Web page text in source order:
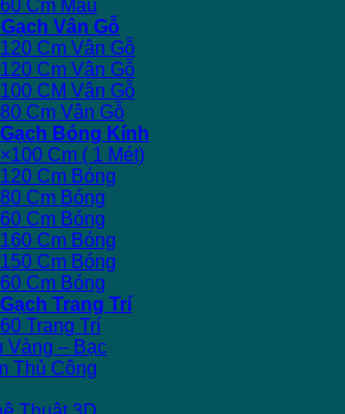
Cm Màu
Gạch Vân Gỗ
Cm Vân Gỗ
Cm Vân Gỗ
CM Vân Gỗ
Cm Vân Gỗ
Gạch Bóng Kính
Cm ( 1 Mét)
Cm Bóng
Cm Bóng
Cm Bóng
Cm Bóng
Cm Bóng
Cm Bóng
Gạch Trang Trí
Trang Trí
Vàng – Bạc
Thủ Công